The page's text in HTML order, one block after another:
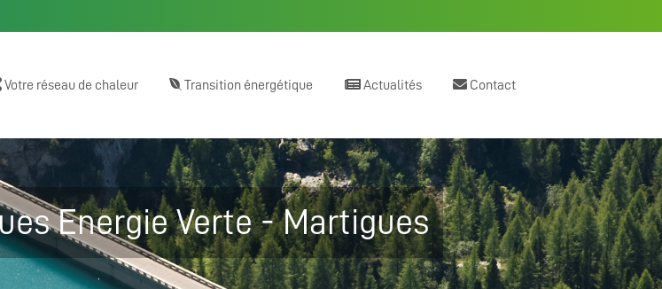
Votre réseau de chaleur Transition énergétique Actualités Contact
Energie Verte - Martigues